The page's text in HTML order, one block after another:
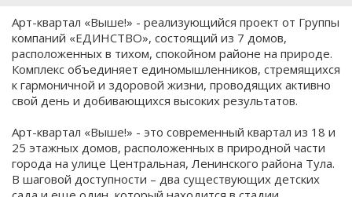
Арт-квартал «Выше!» - реализующийся проект от Группы
компаний «ЕДИНСТВО», состоящий из 7 домов,
расположенных в тихом, спокойном районе на природе.
Комплекс объединяет единомышленников, стремящихся
к гармоничной и здоровой жизни, проводящих активно
свой день и добивающихся высоких результатов.
Арт-квартал «Выше!» - это современный квартал из 18 и
25 этажных домов, расположенных в природной части
города на улице Центральная, Ленинского района Тула.
В шаговой доступности – два существующих детских